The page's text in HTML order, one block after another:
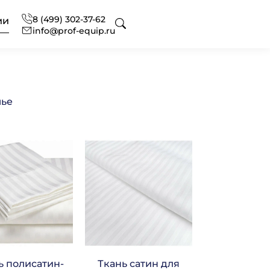
8 (499) 302-37-62
info@prof-equip.ru
химия
оснащениеи запасных
кухни
полисатин-
Ткань сатин для